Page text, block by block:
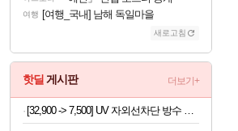
여행 [여행_국내] 남해 독일마을
새로고침
핫딜 게시판 더보기+